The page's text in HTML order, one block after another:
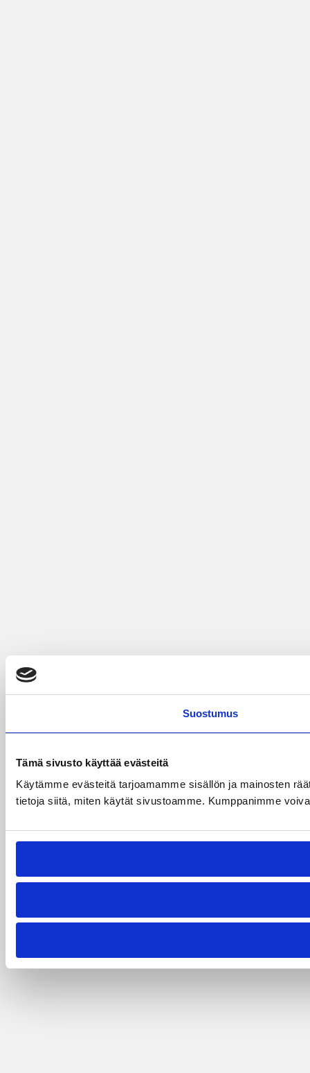
Suostumus
Tämä sivusto käyttää evästeitä
Käytämme evästeitä tarjoamamme sisällön ja mainosten
tietoja siitä, miten käytät sivustoamme. Kumppanimme